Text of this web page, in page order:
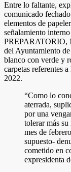
Entre lo faltante,
comunicado
elementos de
señalamiento
PREPARATORIO,
del Ayuntamiento
blanco con verde y
carpetas referentes
2022.
“Como lo
aterrada,
por una
tolerar más
mes de
supuesto-
cometido en
expresidenta